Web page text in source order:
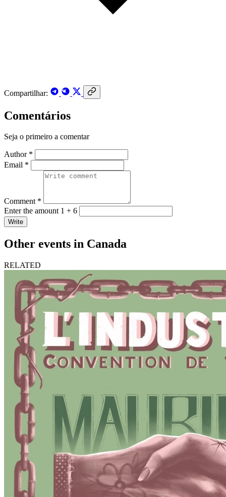
Compartilhar:
Comentários
Seja o primeiro a comentar
Author *
Email *
Comment *
Enter the amount 1 + 6
Write
Other events in Canada
RELATED